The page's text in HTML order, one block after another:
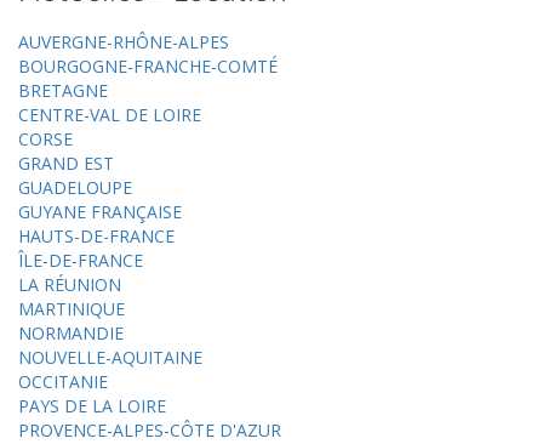
AUVERGNE-RHÔNE-ALPES
BOURGOGNE-FRANCHE-COMTÉ
BRETAGNE
CENTRE-VAL DE LOIRE
CORSE
GRAND EST
GUADELOUPE
GUYANE FRANÇAISE
HAUTS-DE-FRANCE
ÎLE-DE-FRANCE
LA RÉUNION
MARTINIQUE
NORMANDIE
NOUVELLE-AQUITAINE
OCCITANIE
PAYS DE LA LOIRE
PROVENCE-ALPES-CÔTE D'AZUR